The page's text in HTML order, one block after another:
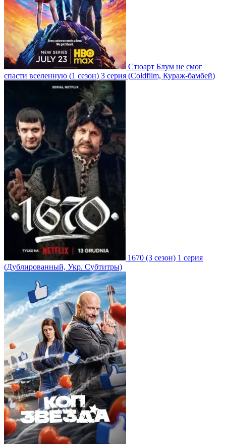
Стюарт Блум не смог
спасти вселенную (1 сезон) 3 серия (Coldfilm, Кураж-бамбей)
1670 (3 сезон) 1 серия
(Дублированный, Укр. Субтитры)